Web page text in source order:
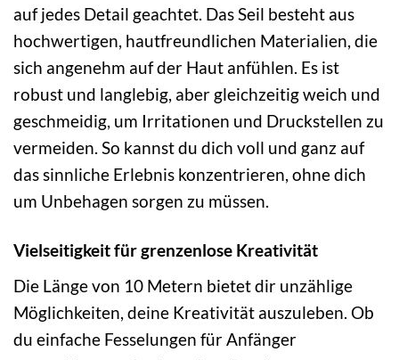
auf jedes Detail geachtet. Das Seil besteht aus
hochwertigen, hautfreundlichen Materialien, die
sich angenehm auf der Haut anfühlen. Es ist
robust und langlebig, aber gleichzeitig weich und
geschmeidig, um Irritationen und Druckstellen zu
vermeiden. So kannst du dich voll und ganz auf
das sinnliche Erlebnis konzentrieren, ohne dich
um Unbehagen sorgen zu müssen.
Vielseitigkeit für grenzenlose Kreativität
Die Länge von 10 Metern bietet dir unzählige
Möglichkeiten, deine Kreativität auszuleben. Ob
du einfache Fesselungen für Anfänger